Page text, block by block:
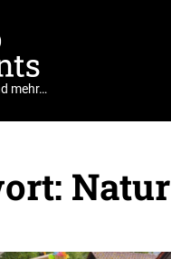
mehr…
Natur